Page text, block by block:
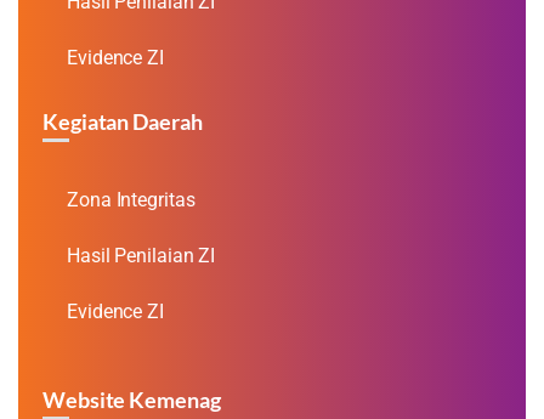
Evidence ZI
Kegiatan Daerah
Zona Integritas
Hasil Penilaian ZI
Evidence ZI
Website Kemenag